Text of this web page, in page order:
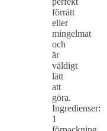
förrätt
eller
mingelmat
och
är
väldigt
lätt
att
göra.
Ingredienser:
1